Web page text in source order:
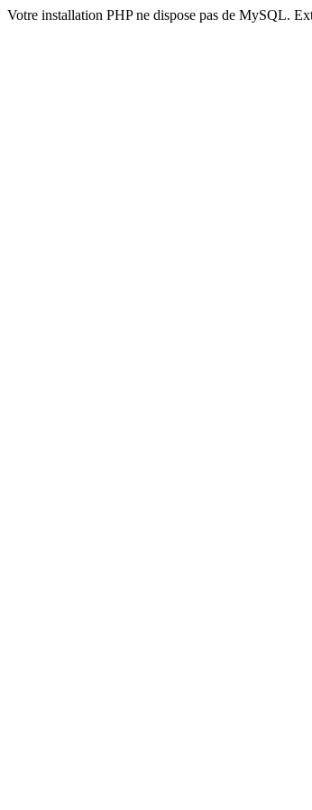
Votre installation PHP ne dispose pas de MySQL.